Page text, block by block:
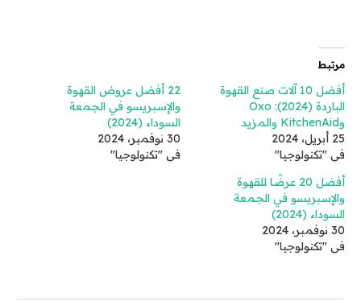
مرتبط
أفضل 10 آلات صنع القهوة
الباردة (2024): Oxo
وKitchenAid والمزيد
25 أبريل، 2024
في "تكنولوجيا"
22 أفضل عروض القهوة
والإسبريسو في الجمعة
السوداء (2024)
30 نوفمبر، 2024
في "تكنولوجيا"
أفضل 20 عرضًا للقهوة
والإسبريسو في الجمعة
السوداء (2024)
30 نوفمبر، 2024
في "تكنولوجيا"